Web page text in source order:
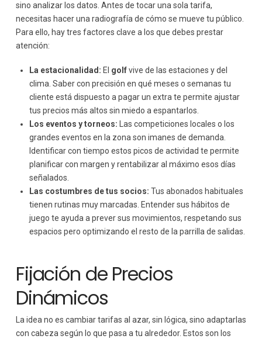
sino analizar los datos. Antes de tocar una sola tarifa,
necesitas hacer una radiografía de cómo se mueve tu público.
Para ello, hay tres factores clave a los que debes prestar
atención:
La estacionalidad: El golfvive de las estaciones y del
clima. Saber con precisión en qué meses o semanas tu
cliente está dispuesto a pagar un extra te permite ajustar
tus precios más altos sin miedo a espantarlos.
Los eventos y torneos: Las competiciones locales o los
grandes eventos en la zona son imanes de demanda.
Identificar con tiempo estos picos de actividad te permite
planificar con margen y rentabilizar al máximo esos días
señalados.
Las costumbres de tus socios: Tus abonados habituales
tienen rutinas muy marcadas. Entender sus hábitos de
juego te ayuda a prever sus movimientos, respetando sus
espacios pero optimizando el resto de la parrilla de salidas.
Fijación de Precios
Dinámicos
La idea no es cambiar tarifas al azar, sin lógica, sino adaptarlas
con cabeza según lo que pasa a tu alrededor. Estos son los